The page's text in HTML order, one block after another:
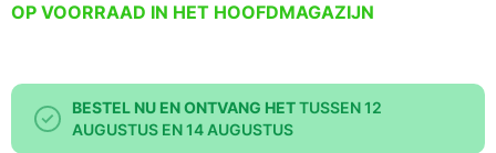
OP VOORRAAD IN HET HOOFDMAGAZIJN
BESTEL NU EN ONTVANG HETTUSSEN 12
AUGUSTUS EN 14 AUGUSTUS